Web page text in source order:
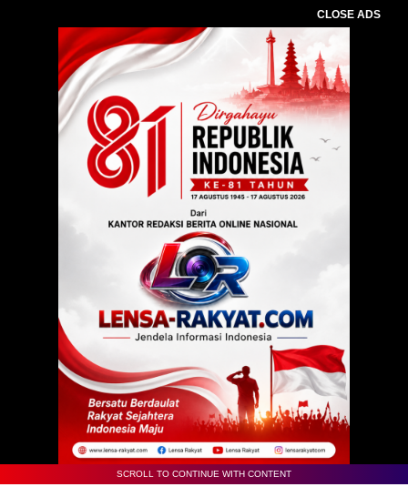
CLOSE ADS
SCROLL TO CONTINUE WITH CONTENT